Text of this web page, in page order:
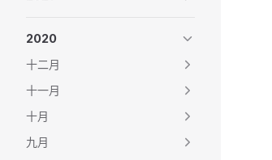
2020
十二月
十一月
十月
九月